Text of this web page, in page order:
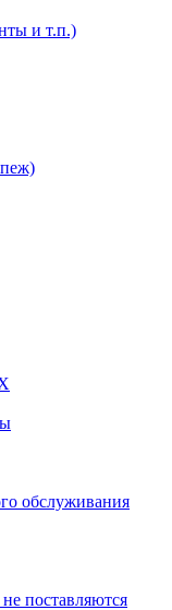
и т.п.)
обслуживания
поставляются